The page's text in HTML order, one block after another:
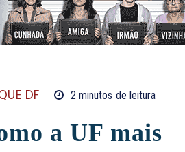
DF 2 minutos de leitura
a UF mais